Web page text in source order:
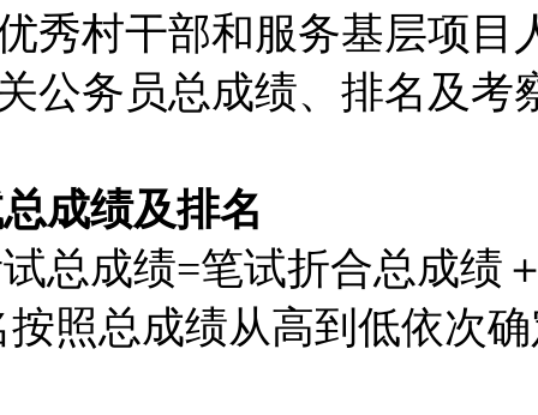
秀村干部和服务基层项目
公务员总成绩、排名及考
成绩及排名
总成绩=笔试折合总成绩
按照总成绩从高到低依次